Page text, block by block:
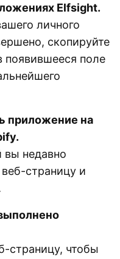
Elfsight.
личного
скопируйте
появившееся поле
приложение на
вы недавно
страницу и
страницу, чтобы